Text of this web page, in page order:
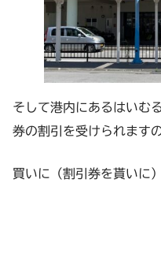
そして港内にあるはいむ
券の割引を受けられますの
買いに（割引券を貰いに